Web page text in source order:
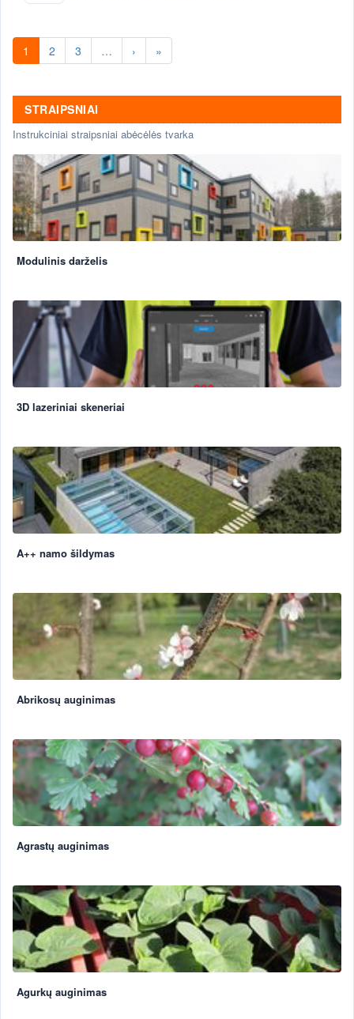
1 2 3 … › »
STRAIPSNIAI
Instrukciniai straipsniai abėcėlės tvarka
Modulinis darželis
3D lazeriniai skeneriai
A++ namo šildymas
Abrikosų auginimas
Agrastų auginimas
Agurkų auginimas